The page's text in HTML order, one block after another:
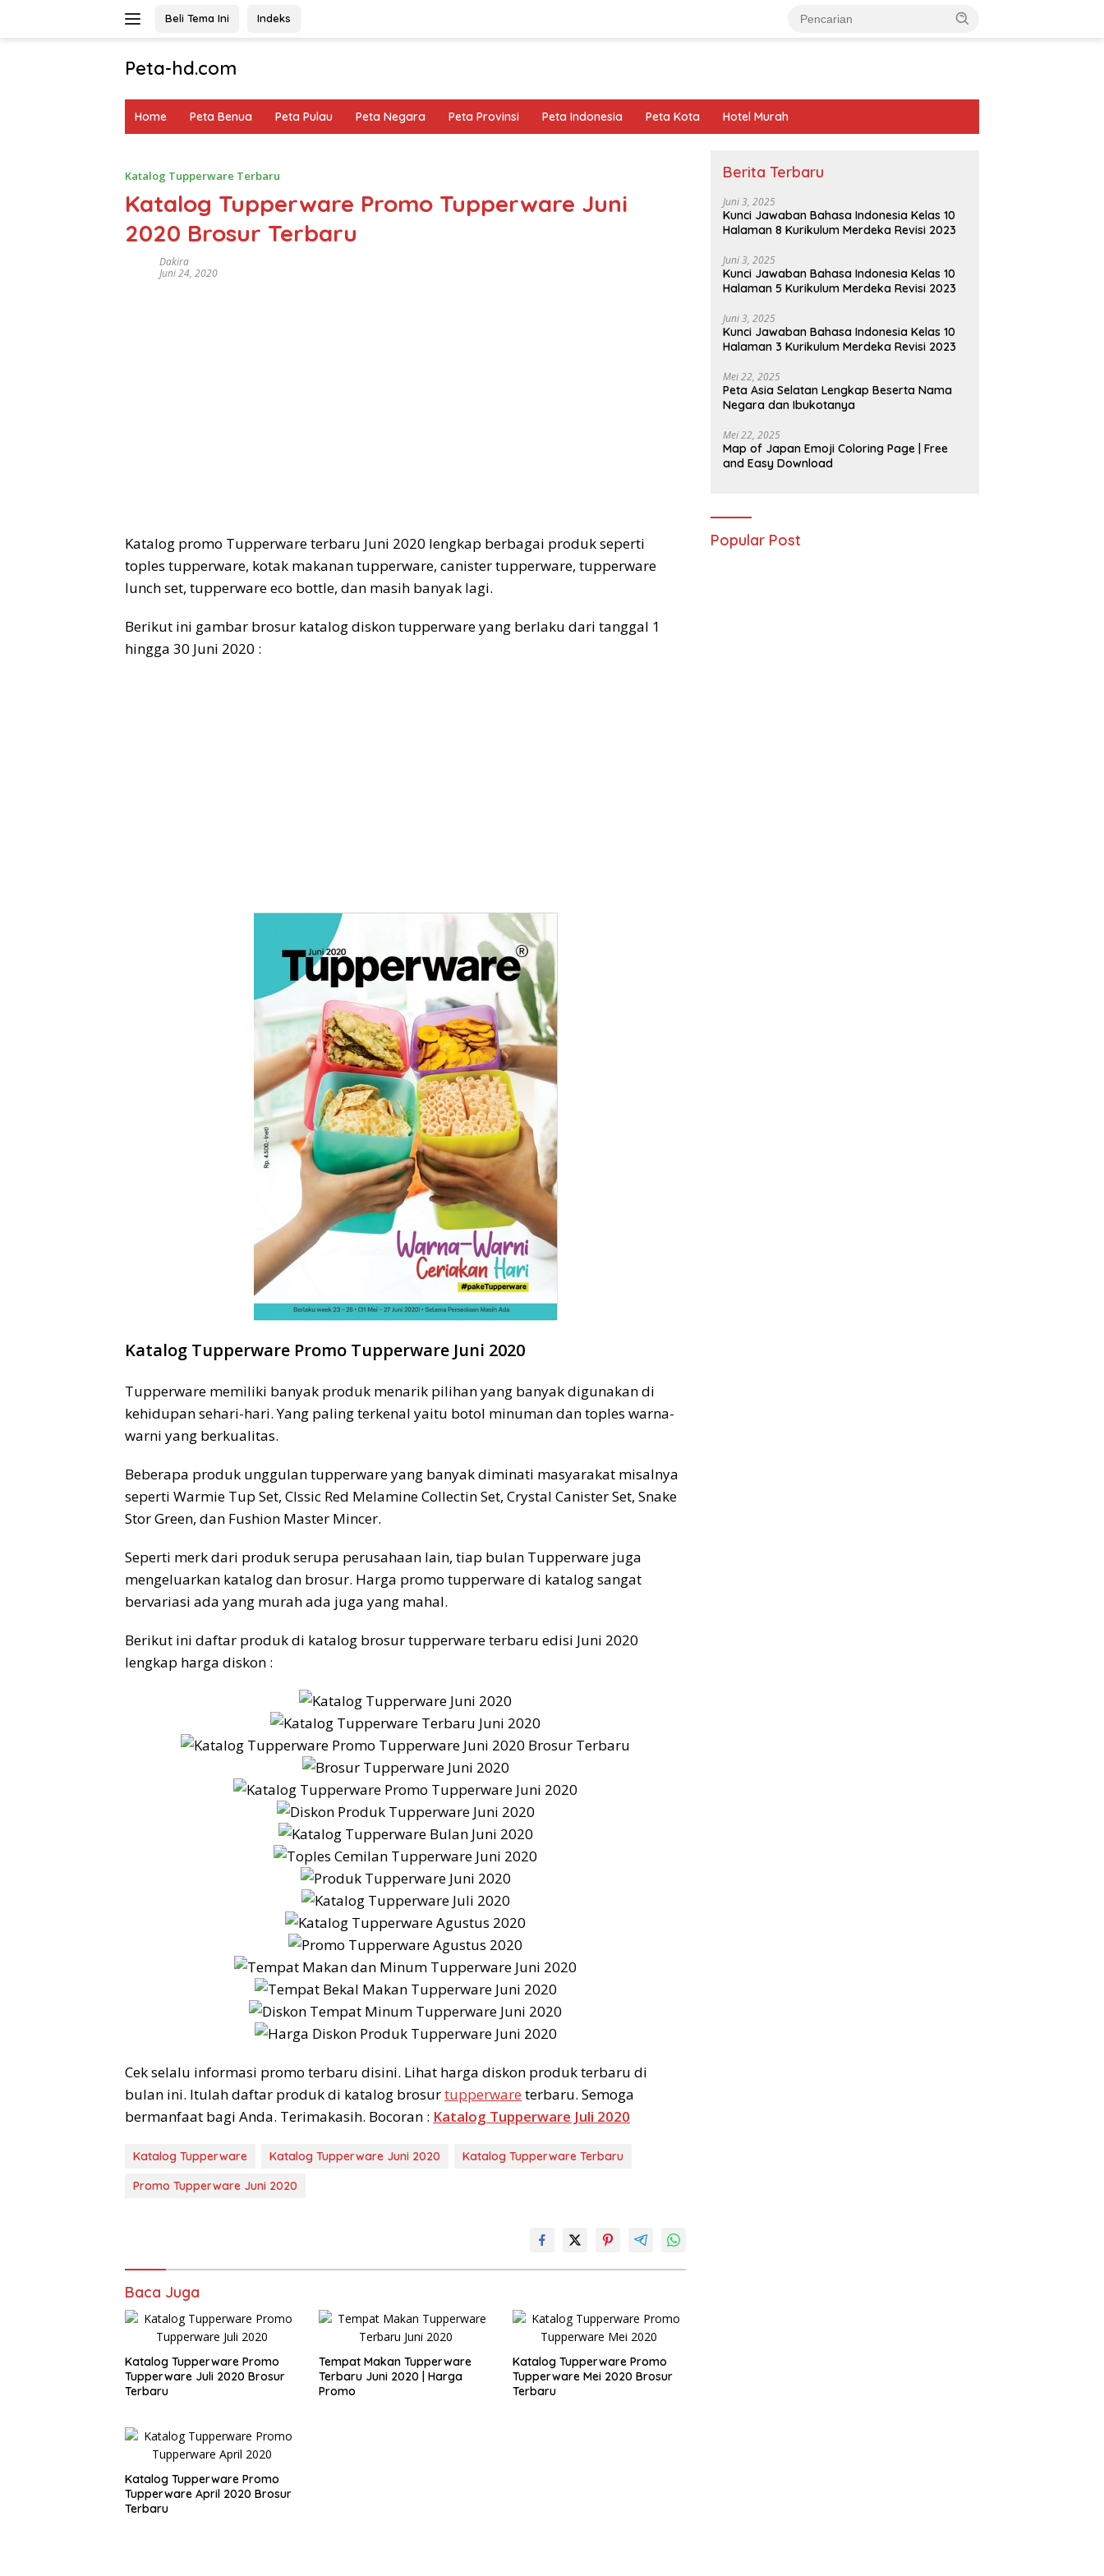
Beli Tema Ini Indeks
Peta-hd.com
Gambar
Home Peta Benua Peta Pulau Peta Negara Peta Provinsi Peta Indonesia Peta Kota Hotel Murah
Katalog Tupperware Terbaru
Katalog Tupperware Promo Tupperware Juni
2020 Brosur Terbaru
Dakira
Juni 24, 2020
Katalog promo Tupperware terbaru Juni 2020 lengkap berbagai produk seperti
toples tupperware, kotak makanan tupperware, canister tupperware, tupperware
lunch set, tupperware eco bottle, dan masih banyak lagi.
Berikut ini gambar brosur katalog diskon tupperware yang berlaku dari tanggal 1
hingga 30 Juni 2020 :
Katalog Tupperware Promo Tupperware Juni 2020
Tupperware memiliki banyak produk menarik pilihan yang banyak digunakan di
kehidupan sehari-hari. Yang paling terkenal yaitu botol minuman dan toples warna-
warni yang berkualitas.
Beberapa produk unggulan tupperware yang banyak diminati masyarakat misalnya
seperti Warmie Tup Set, Clssic Red Melamine Collectin Set, Crystal Canister Set, Snake
Stor Green, dan Fushion Master Mincer.
Seperti merk dari produk serupa perusahaan lain, tiap bulan Tupperware juga
mengeluarkan katalog dan brosur. Harga promo tupperware di katalog sangat
bervariasi ada yang murah ada juga yang mahal.
Berikut ini daftar produk di katalog brosur tupperware terbaru edisi Juni 2020
lengkap harga diskon :
Cek selalu informasi promo terbaru disini. Lihat harga diskon produk terbaru di
bulan ini. Itulah daftar produk di katalog brosurtupperware terbaru. Semoga
bermanfaat bagi Anda. Terimakasih. Bocoran : Katalog Tupperware Juli 2020
Katalog Tupperware Katalog Tupperware Juni 2020
Katalog Tupperware Terbaru
Promo Tupperware Juni 2020
Baca Juga
Katalog Tupperware Promo
Tupperware Juli 2020 Brosur
Terbaru
Tempat Makan Tupperware
Terbaru Juni 2020 | Harga
Promo
Katalog Tupperware Promo
Tupperware Mei 2020 Brosur
Terbaru
Katalog Tupperware Promo
Tupperware April 2020 Brosur
Terbaru
Berita Terbaru
Juni 3, 2025
Kunci Jawaban Bahasa Indonesia Kelas 10
Halaman 8 Kurikulum Merdeka Revisi 2023
Juni 3, 2025
Kunci Jawaban Bahasa Indonesia Kelas 10
Halaman 5 Kurikulum Merdeka Revisi 2023
Juni 3, 2025
Kunci Jawaban Bahasa Indonesia Kelas 10
Halaman 3 Kurikulum Merdeka Revisi 2023
Mei 22, 2025
Peta Asia Selatan Lengkap Beserta Nama
Negara dan Ibukotanya
Mei 22, 2025
Map of Japan Emoji Coloring Page | Free
and Easy Download
Popular Post